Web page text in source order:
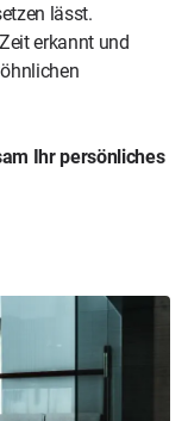
lässt.
erkannt und
Ihr persönliches